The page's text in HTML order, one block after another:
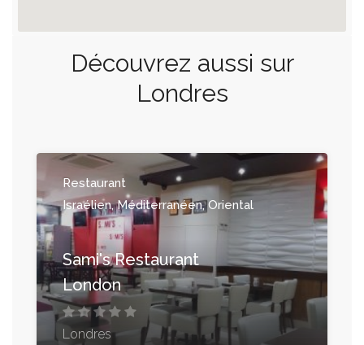
Découvrez aussi sur
Londres
Restaurant
Israélien, Méditerranéen, Oriental
Sami's Restaurant
London
Londres